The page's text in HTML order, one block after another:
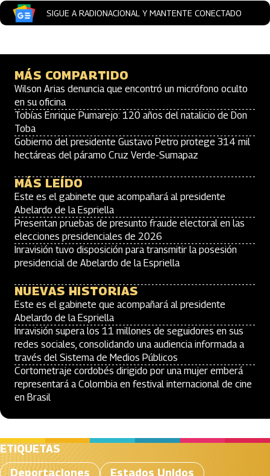
SIGUE A RADIONACIONAL Y MANTENTE CONECTADO
MÁS COMPARTIDO
Wilson Arias denuncia que encontró un micrófono oculto
en su oficina
Tobías Enrique Pumarejo: 120 años del natalicio de Don
Toba
Gobierno del presidente Gustavo Petro protege 314 mil
hectáreas del páramo Cruz Verde-Sumapaz
MÁS LEÍDO
Este es el gabinete que acompañará al presidente
Abelardo de la Espriella
Presentan pruebas de presunto fraude electoral en las
elecciones presidenciales de 2026
Inravisión tuvo disposición para transmitir la posesión
presidencial de Abelardo de la Espriella
NUEVAS HISTORIAS
Este es el gabinete que acompañará al presidente
Abelardo de la Espriella
Inravisión supera los 11 millones de seguidores en sus
redes sociales, consolidando una audiencia informada a
través del Sistema de Medios Públicos
Cortometraje cordobés dirigido por una mujer emberá
representará a Colombia en festival internacional de cine
en Brasil
ETIQUETAS
Deportaciones
Estados Unidos